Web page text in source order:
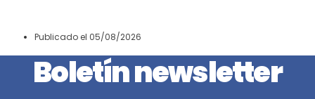
Publicado el 05/08/2026
Boletín newsletter